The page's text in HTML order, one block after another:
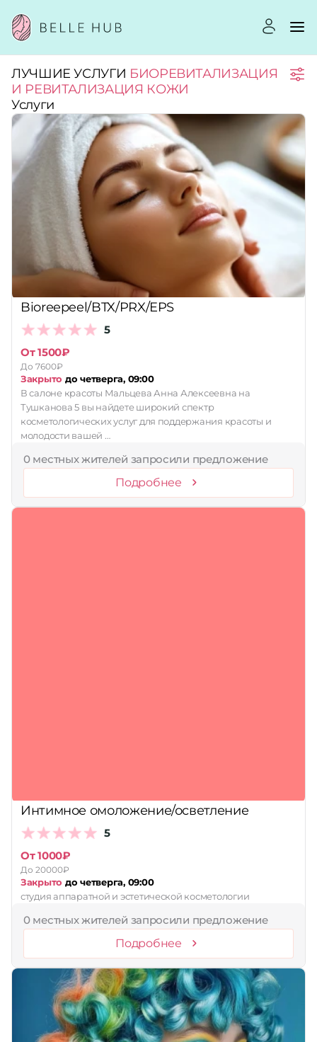
Город:
Категории:
Услуги:
Стоимость услуг:
Принимает сертификаты
Сбросить
ЛУЧШИЕ УСЛУГИ БИОРЕВИТАЛИЗАЦИЯ
И РЕВИТАЛИЗАЦИЯ КОЖИ
Услуги
Bioreepeel/BTX/PRX/EPS
5
От 1500₽
До 7600₽
Закрыто до четверга, 09:00
В салоне красоты Мальцева Анна Алексеевна на
Тушканова 5 вы найдете широкий спектр
косметологических услуг для поддержания красоты и
молодости вашей …
0 местных жителей запросили предложение
Подробнее
Интимное омоложение/осветление
5
От 1000₽
До 20000₽
Закрыто до четверга, 09:00
студия аппаратной и эстетической косметологии
0 местных жителей запросили предложение
Подробнее